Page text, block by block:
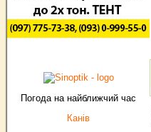
Погода на найближчий час
Канів